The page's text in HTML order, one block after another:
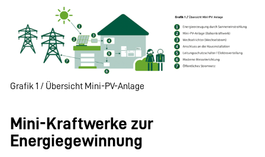
Grafik 1 / Übersicht Mini-PV-Anlage
Mini-Kraftwerke zur
Energiegewinnung